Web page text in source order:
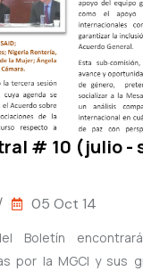
# 10 (julio -
05 Oct 14
Boletín
por la MGCI y sus